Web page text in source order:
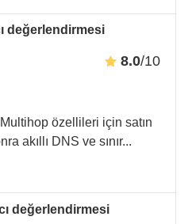
değerlendirmesi
8.0/10
özellileri için satın
akıllı DNS ve sınır...
değerlendirmesi